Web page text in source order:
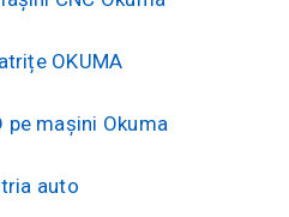
OKUMA
pe mașini Okuma
auto